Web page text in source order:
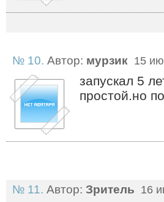
№ 10. Автор: мурзик 15
запускал 5
простой.но
№ 11. Автор: Зритель 16